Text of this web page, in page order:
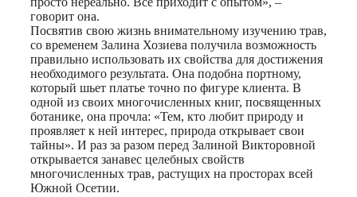
говорит она.
Посвятив свою жизнь внимательному изучению трав,
со временем Залина Хозиева получила возможность
правильно использовать их свойства для достижения
необходимого результата. Она подобна портному,
который шьет платье точно по фигуре клиента. В
одной из своих многочисленных книг, посвященных
ботанике, она прочла: «Тем, кто любит природу и
проявляет к ней интерес, природа открывает свои
тайны». И раз за разом перед Залиной Викторовной
открывается занавес целебных свойств
многочисленных трав, растущих на просторах всей
Южной Осетии.